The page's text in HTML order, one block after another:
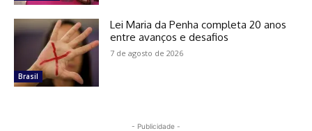
Brasil
Lei Maria da Penha completa 20 anos
entre avanços e desafios
7 de agosto de 2026
- Publicidade -